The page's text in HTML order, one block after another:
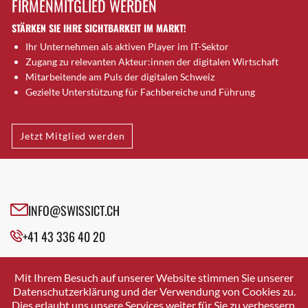
Brugg AG
Brütten
Bubendorf
Bubikon
Buchs (SG)
Bäretswil
Bülach
Cazis
Crissier
Davos Platz
Dierikon
Dietikon
FIRMENMITGLIED WERDEN
STÄRKEN SIE IHRE SICHTBARKEIT IM MARKT!
Ihr Unternehmen als aktiven Player im IT-Sektor
Zugang zu relevanten Akteur:innen der digitalen Wirtschaft
Mitarbeitende am Puls der digitalen Schweiz
Gezielte Unterstützung für Fachbereiche und Führung
Jetzt Mitglied werden
INFO@SWISSICT.CH
+41 43 336 40 20
SWISSICT
VULKANSTRASSE 120
8048 ZURICH
Mit Ihrem Besuch auf unserer Website stimmen Sie unserer
Datenschutzerklärung und der Verwendung von Cookies zu.
Dies erlaubt uns unsere Services weiter für Sie zu verbessern.